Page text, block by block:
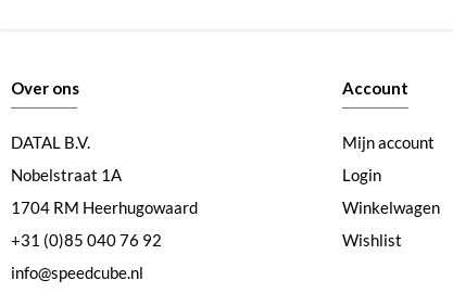
Over ons
DATAL B.V.
Nobelstraat 1A
1704 RM Heerhugowaard
+31 (0)85 040 76 92
info@speedcube.nl
Account
Mijn account
Login
Winkelwagen
Wishlist